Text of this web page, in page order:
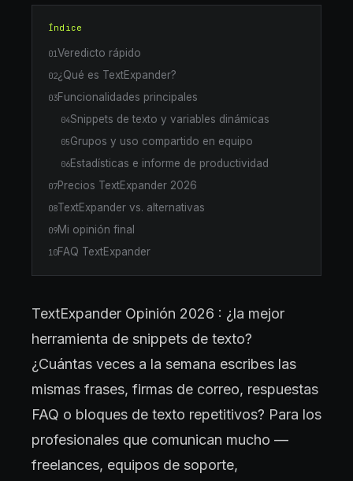
Índice
01Veredicto rápido
02¿Qué es TextExpander?
03Funcionalidades principales
04Snippets de texto y variables dinámicas
05Grupos y uso compartido en equipo
06Estadísticas e informe de productividad
07Precios TextExpander 2026
08TextExpander vs. alternativas
09Mi opinión final
10FAQ TextExpander
TextExpander Opinión 2026 : ¿la mejor
herramienta de snippets de texto?
¿Cuántas veces a la semana escribes las
mismas frases, firmas de correo, respuestas
FAQ o bloques de texto repetitivos? Para los
profesionales que comunican mucho —
freelances, equipos de soporte,